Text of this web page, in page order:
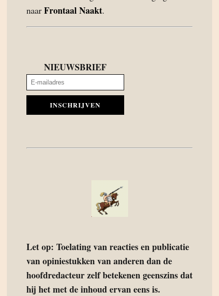
naar Frontaal Naakt.
NIEUWSBRIEF
INSCHRIJVEN
Let op: Toelating van reacties en publicatie
van opiniestukken van anderen dan de
hoofdredacteur zelf betekenen geenszins dat
hij het met de inhoud ervan eens is.